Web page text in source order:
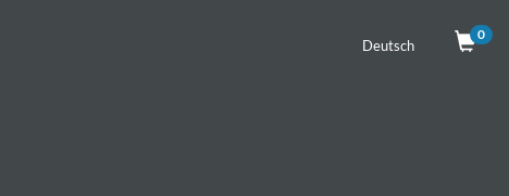
Deutsch
0